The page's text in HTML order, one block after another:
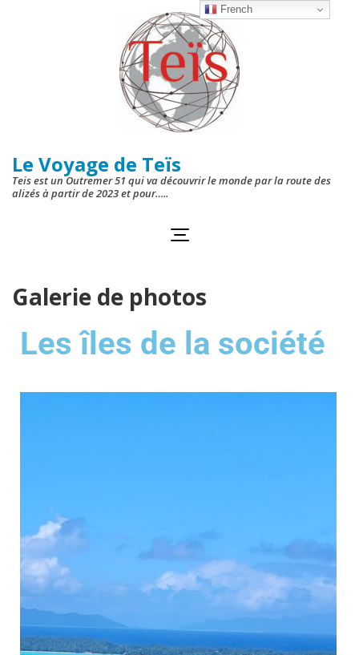
Le Voyage de Teïs
Teis est un Outremer 51 qui va découvrir le monde par la route des
alizés à partir de 2023 et pour…..
Galerie de photos
Les îles de la société
French